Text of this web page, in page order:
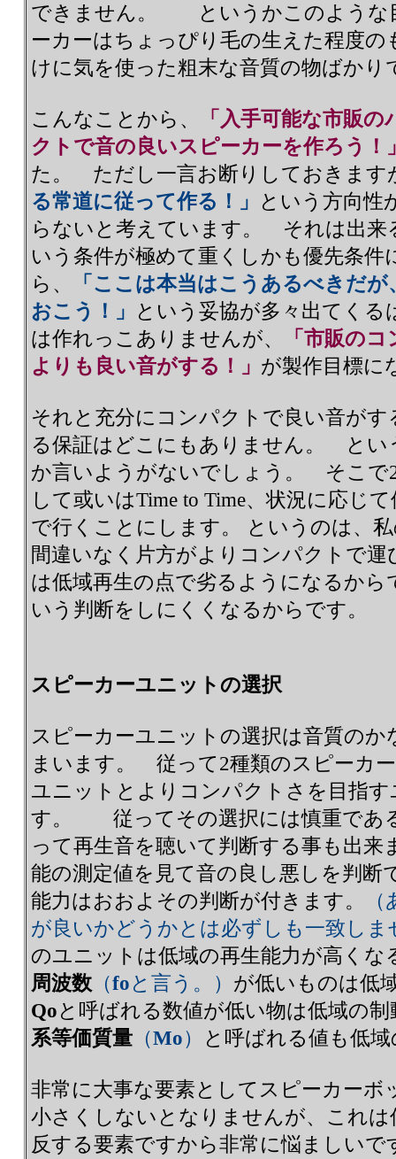
できません。 というかこのような
ーカーはちょっぴり毛の生えた程度
けに気を使った粗末な音質の物ばかり
こんなことから、
「入手可能な市販
クトで音の良いスピーカーを作ろう！
た。 ただし一言お断りしておきます
る常道に従って作る！」
という方向性
らないと考えています。 それは出来
いう条件が極めて重くしかも優先
ら、
「ここは本当はこうあるべきだ
おこう！」
という妥協が多々出てくる
は作れっこありませんが、
「市販の
よりも良い音がする！」 が製作目標に
それと充分にコンパクトで良い音が
る保証はどこにもありません。 とい
か言いようがないでしょう。 そこで
して或いはTime to Time、状況に応じ
で行くことにします。 というのは、
間違いなく片方がよりコンパクトで
は低域再生の点で劣るようになるか
いう判断をしにくくなるからです。
スピーカーユニットの選択
スピーカーユニットの選択は音質の
まいます。 従って2種類のスピーカ
ユニットとよりコンパクトさを目指
す。 従ってその選択には慎重であ
って再生音を聴いて判断する事も出
能の測定値を見て音の良し悪しを判断
能力はおおよその判断が付きます。
が良いかどうかとは必ずしも一致しま
のユニットは低域の再生能力が高く
周波数 （foと言う。） が低いものは低
Qoと呼ばれる数値が低い物は低域の
系等価質量 （Mo） と呼ばれる値も低
非常に大事な要素としてスピーカー
小さくしないとなりませんが、これは
反する要素ですから非常に悩ましい